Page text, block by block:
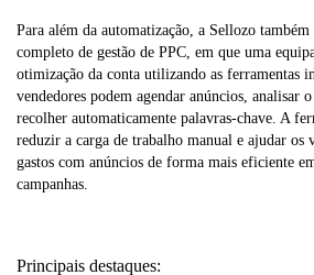
Para além da automatização, a Sellozo
completo de gestão de PPC, em que uma
otimização da conta utilizando as ferramentas
vendedores podem agendar anúncios, analisar
recolher automaticamente palavras-chave. A
reduzir a carga de trabalho manual e ajudar os
gastos com anúncios de forma mais eficiente
campanhas.
Principais destaques: